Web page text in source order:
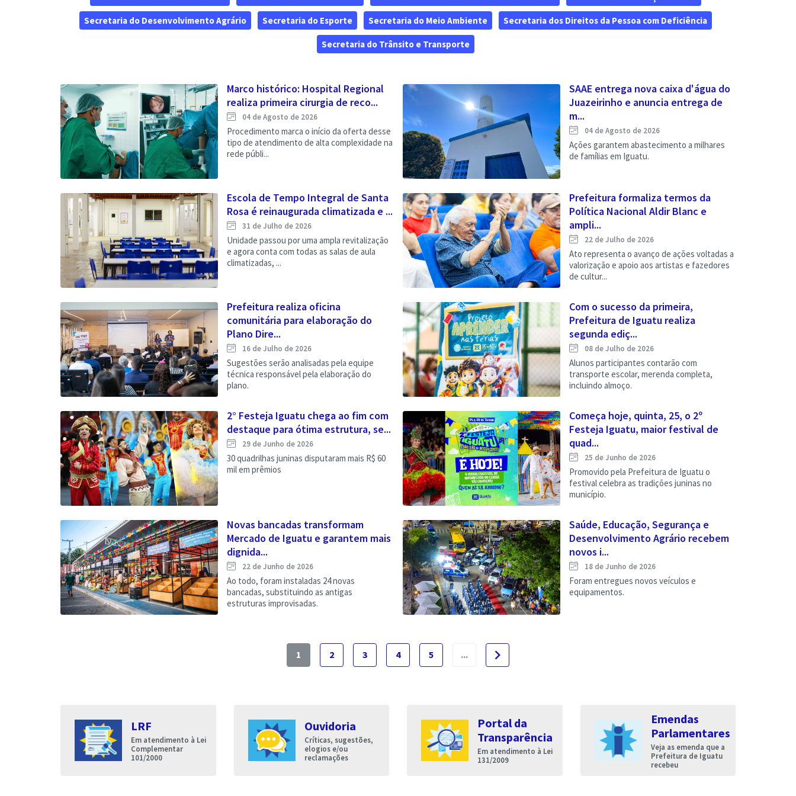
Secretaria do Desenvolvimento Agrário Secretaria do Esporte Secretaria do Meio Ambiente Secretaria dos Direitos da Pessoa com Deficiência
Secretaria do Trânsito e Transporte
Marco histórico: Hospital Regional
realiza primeira cirurgia de reco...
04 de Agosto de 2026
Procedimento marca o início da oferta desse
tipo de atendimento de alta complexidade na
rede públi...
SAAE entrega nova caixa d'água do
Juazeirinho e anuncia entrega de
m...
04 de Agosto de 2026
Ações garantem abastecimento a milhares
de famílias em Iguatu.
Escola de Tempo Integral de Santa
Rosa é reinaugurada climatizada e ...
31 de Julho de 2026
Unidade passou por uma ampla revitalização
e agora conta com todas as salas de aula
climatizadas, ...
Prefeitura formaliza termos da
Política Nacional Aldir Blanc e
ampli...
22 de Julho de 2026
Ato representa o avanço de ações voltadas a
valorização e apoio aos artistas e fazedores
de cultur...
Prefeitura realiza oficina
comunitária para elaboração do
Plano Dire...
16 de Julho de 2026
Sugestões serão analisadas pela equipe
técnica responsável pela elaboração do
plano.
Com o sucesso da primeira,
Prefeitura de Iguatu realiza
segunda ediç...
08 de Julho de 2026
Alunos participantes contarão com
transporte escolar, merenda completa,
incluindo almoço.
2° Festeja Iguatu chega ao fim com
destaque para ótima estrutura, se...
29 de Junho de 2026
30 quadrilhas juninas disputaram mais R$ 60
mil em prêmios
Começa hoje, quinta, 25, o 2º
Festeja Iguatu, maior festival de
quad...
25 de Junho de 2026
Promovido pela Prefeitura de Iguatu o
festival celebra as tradições juninas no
município.
Novas bancadas transformam
Mercado de Iguatu e garantem mais
dignida...
22 de Junho de 2026
Ao todo, foram instaladas 24 novas
bancadas, substituindo as antigas
estruturas improvisadas.
Saúde, Educação, Segurança e
Desenvolvimento Agrário recebem
novos i...
18 de Junho de 2026
Foram entregues novos veículos e
equipamentos.
1 2 3 4 5 ... navigate_next
LRF
Em atendimento à Lei
Complementar
101/2000
Ouvidoria
Críticas, sugestões,
elogios e/ou
reclamações
Portal da
Transparência
Em atendimento à Lei
131/2009
Emendas
Parlamentares
Veja as emenda que a
Prefeitura de Iguatu
recebeu